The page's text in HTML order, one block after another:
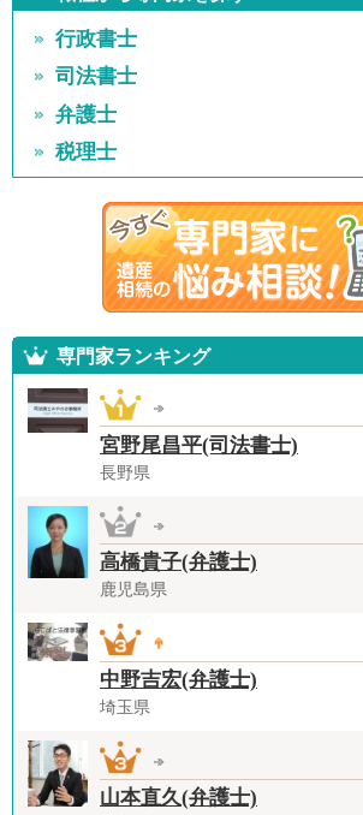
行政書士
司法書士
弁護士
税理士
専門家ランキング
宮野尾昌平(司法書士)
長野県
高橋貴子(弁護士)
鹿児島県
中野吉宏(弁護士)
埼玉県
山本直久(弁護士)